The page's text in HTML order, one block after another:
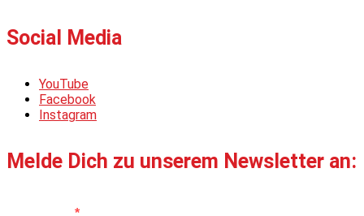
Social Media
YouTube
Facebook
Instagram
Melde Dich zu unserem Newsletter an: